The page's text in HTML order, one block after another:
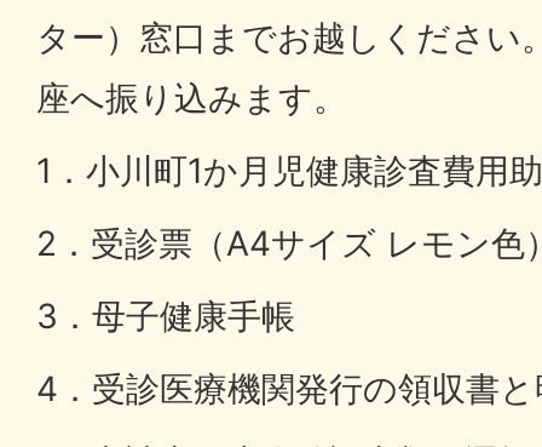
ター）窓口までお越しください
座へ振り込みます。
1．小川町1か月児健康診査費用
2．受診票（A4サイズ レモン色
3．母子健康手帳
4．受診医療機関発行の領収書